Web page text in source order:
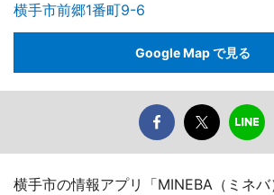
横手市前郷1番町9-6
Google Map で見る
横手市の情報アプリ「MINEBA（ミネ